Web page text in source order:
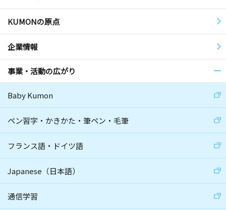
KUMONの原点
企業情報
事業・活動の広がり
Baby Kumon
ペン習字・かきかた・筆ペン・毛筆
フランス語・ドイツ語
Japanese（日本語）
通信学習